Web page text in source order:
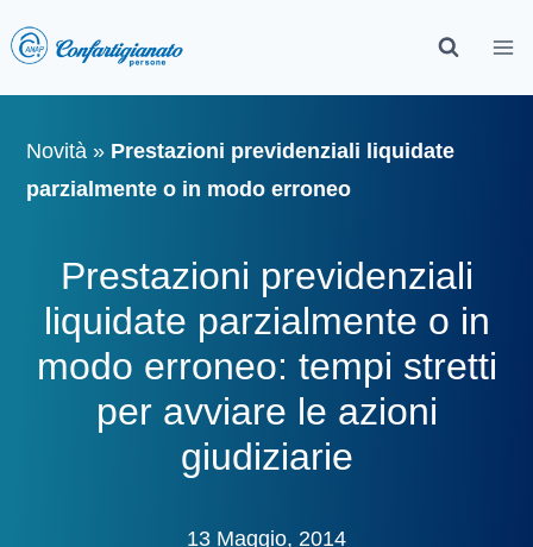
Novità » Prestazioni previdenziali liquidate
parzialmente o in modo erroneo
Prestazioni previdenziali
liquidate parzialmente o in
modo erroneo: tempi stretti
per avviare le azioni
giudiziarie
13 Maggio, 2014